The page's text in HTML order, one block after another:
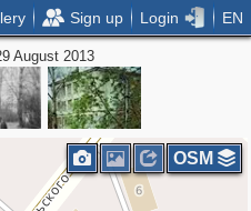
Sign up Login EN
August 2013
OSM